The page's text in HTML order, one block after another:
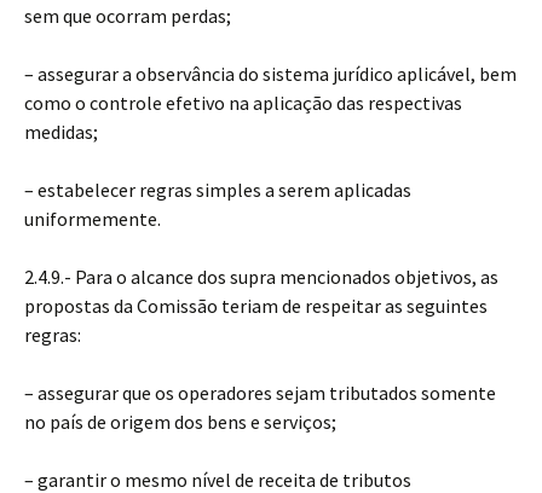
sem que ocorram perdas;
– assegurar a observância do sistema jurídico aplicável, bem
como o controle efetivo na aplicação das respectivas
medidas;
– estabelecer regras simples a serem aplicadas
uniformemente.
2.4.9.- Para o alcance dos supra mencionados objetivos, as
propostas da Comissão teriam de respeitar as seguintes
regras:
– assegurar que os operadores sejam tributados somente
no país de origem dos bens e serviços;
– garantir o mesmo nível de receita de tributos